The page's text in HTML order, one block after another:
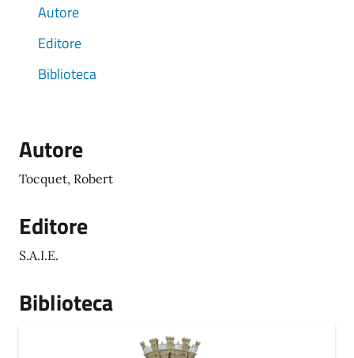
Autore
Editore
Biblioteca
Autore
Tocquet, Robert
Editore
S.A.I.E.
Biblioteca